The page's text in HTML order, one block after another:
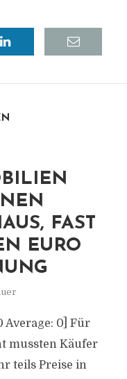
FAST
EURO
Average: 0] Für
mussten Käufer
teils Preise in